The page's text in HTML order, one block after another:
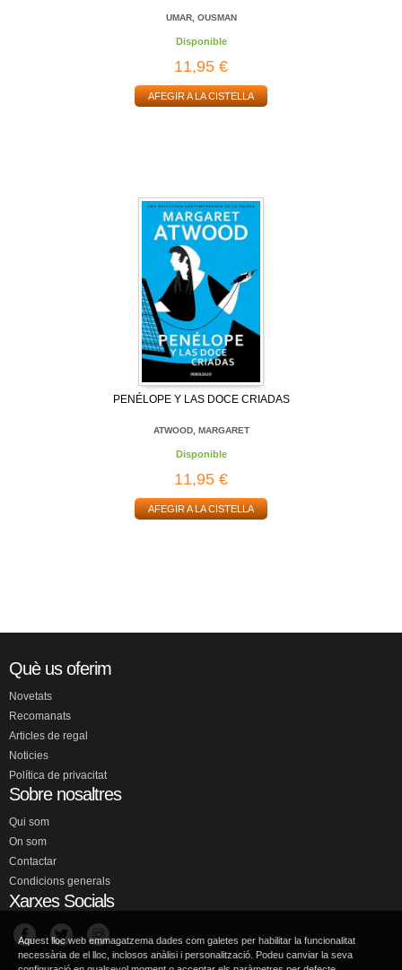
UMAR, OUSMAN
Disponible
11,95 €
AFEGIR A LA CISTELLA
PENÉLOPE Y LAS DOCE CRIADAS
ATWOOD, MARGARET
Disponible
11,95 €
AFEGIR A LA CISTELLA
Què us oferim
Novetats
Recomanats
Articles de regal
Noticies
Política de privacitat
Sobre nosaltres
Qui som
On som
Contactar
Condicions generals
Xarxes Socials
Aquest lloc web emmagatzema dades com galetes per habilitar la funcionalitat
necessària de el lloc, inclosos anàlisi i personalització. Podeu canviar la seva